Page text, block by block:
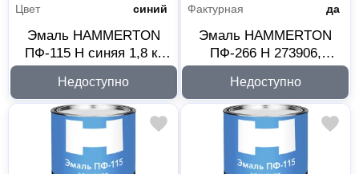
Цвет
синий
Эмаль HAMMERTON
ПФ-115 H синяя 1,8 кг
Недоступно
Фактурная
да
Эмаль HAMMERTON
ПФ-266 H 273906,
Недоступно